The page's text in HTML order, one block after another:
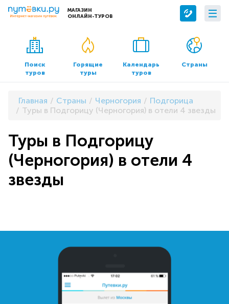
МАГАЗИН
ОНЛАЙН-ТУРОВ
Сервисы
Бронирование отелей
Трансфер
О компании
О нас
Контакты
Документы и реквизиты
Поиск
туров
Горящие
туры
Календарь
туров
Страны
Главная Страны Черногория
Подгорица
Туры в Подгорицу (Черногория) в отели 4 звезды
Туры в Подгорицу
(Черногория) в отели 4
звезды